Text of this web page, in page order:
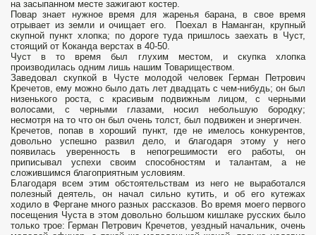
на засыпанном месте зажигают костер.
Повар знает нужное время для жаренья барана, в свое время
отрывает из земли и очищает его. Поехал в Наманган, крупный
скупной пункт хлопка; по дороге туда пришлось заехать в Чуст,
стоящий от Коканда верстах в 40-50.
Чуст в то время был глухим местом, и скупка хлопка
производилась одним лишь нашим Товариществом.
Заведовал скупкой в Чусте молодой человек Герман Петрович
Кречетов, ему можно было дать лет двадцать с чем-нибудь; он был
низенького роста, с красивым подвижным лицом, с черными
волосами, с черными глазами, носил небольшую бородку;
несмотря на то что он был очень толст, был подвижен и энергичен.
Кречетов, попав в хороший пункт, где не имелось конкурентов,
довольно успешно развил дело, и благодаря этому у него
появилась уверенность в непогрешимости его работы, он
приписывал успехи своим способностям и талантам, а не
сложившимся благоприятным условиям.
Благодаря всем этим обстоятельствам из него не выработался
полезный деятель, он начал сильно кутить, и об его кутежах
ходило в Фергане много разных рассказов. Во время моего первого
посещения Чуста в этом довольно большом кишлаке русских было
только трое: Герман Петрович Кречетов, уездный начальник, очень